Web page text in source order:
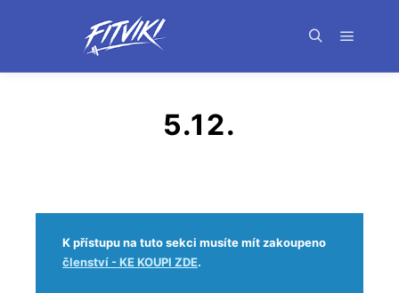
5.12.
K přístupu na tuto sekci musíte mít zakoupeno
členství - KE KOUPI ZDE.